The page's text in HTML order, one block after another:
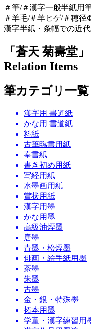
＃筆/＃漢字一般半紙用
＃羊毛/＃羊ヒゲ/＃穂径
漢字半紙・条幅での近
「蒼天 菊壽堂
Relation Items
筆カテゴリ一覧
漢字用 書道紙
かな用 書道紙
料紙
古筆臨書用紙
奉書紙
書き初め用紙
写経用紙
水墨画用紙
賞状用紙
漢字用墨
かな用墨
高級油煙墨
唐墨
青墨・松煙墨
俳画・絵手紙用墨
茶墨
朱墨
古墨
金・銀・特殊墨
拓本用墨
学童・漢字練習用